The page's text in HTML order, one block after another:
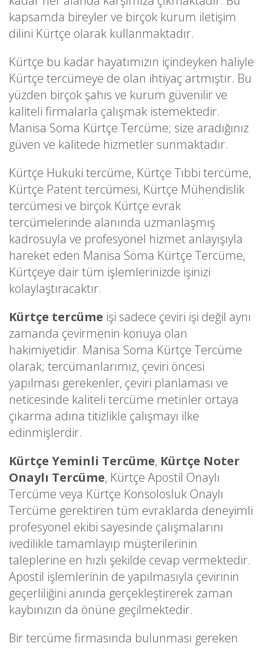
kapsamda bireyler ve birçok kurum iletişim
dilini Kürtçe olarak kullanmaktadır.
Kürtçe bu kadar hayatımızın içindeyken haliyle
Kürtçe tercümeye de olan ihtiyaç artmıştır. Bu
yüzden birçok şahıs ve kurum güvenilir ve
kaliteli firmalarla çalışmak istemektedir.
Manisa Soma Kürtçe Tercüme; size aradığınız
güven ve kalitede hizmetler sunmaktadır.
Kürtçe Hukuki tercüme, Kürtçe Tıbbi tercüme,
Kürtçe Patent tercümesi, Kürtçe Mühendislik
tercümesi ve birçok Kürtçe evrak
tercümelerinde alanında uzmanlaşmış
kadrosuyla ve profesyonel hizmet anlayışıyla
hareket eden Manisa Soma Kürtçe Tercüme,
Kürtçeye dair tüm işlemlerinizde işinizi
kolaylaştıracaktır.
Kürtçe tercüme işi sadece çeviri işi değil aynı
zamanda çevirmenin konuya olan
hakimiyetidir. Manisa Soma Kürtçe Tercüme
olarak; tercümanlarımız, çeviri öncesi
yapılması gerekenler, çeviri planlaması ve
neticesinde kaliteli tercüme metinler ortaya
çıkarma adına titizlikle çalışmayı ilke
edinmişlerdir.
Kürtçe Yeminli Tercüme, Kürtçe Noter
Onaylı Tercüme, Kürtçe Apostil Onaylı
Tercüme veya Kürtçe Konsolosluk Onaylı
Tercüme gerektiren tüm evraklarda deneyimli
profesyonel ekibi sayesinde çalışmalarını
ivedilikle tamamlayıp müşterilerinin
taleplerine en hızlı şekilde cevap vermektedir.
Apostil işlemlerinin de yapılmasıyla çevirinin
geçerliliğini anında gerçekleştirerek zaman
kaybınızın da önüne geçilmektedir.
Bir tercüme firmasında bulunması gereken